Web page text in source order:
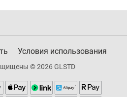
Условия использования
© 2026 GLSTD